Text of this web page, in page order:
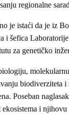
regionalne
je istaći da je iz
i šefica
za genetičko
biodiverziteta i
Poseban
i